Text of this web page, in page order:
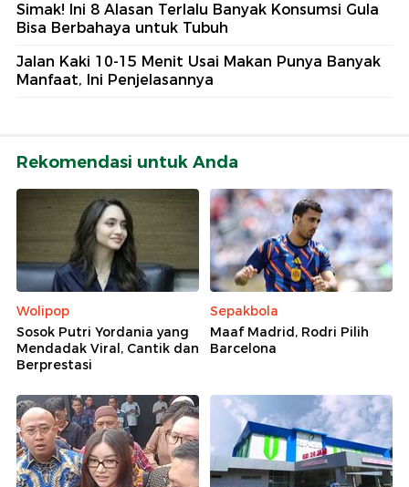
Simak! Ini 8 Alasan Terlalu Banyak Konsumsi Gula
Bisa Berbahaya untuk Tubuh
Jalan Kaki 10-15 Menit Usai Makan Punya Banyak
Manfaat, Ini Penjelasannya
Rekomendasi untuk Anda
Wolipop
Sosok Putri Yordania yang
Mendadak Viral, Cantik dan
Berprestasi
Sepakbola
Maaf Madrid, Rodri Pilih
Barcelona